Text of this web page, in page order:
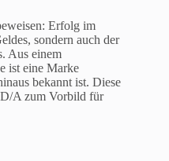
Erfolg im
sondern auch der
Aus einem
ist eine Marke
bekannt ist. Diese
A zum Vorbild für